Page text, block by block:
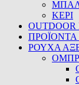
ΚΕΡΙ
ΠΡΟΪΟΝΤΑ
ΡΟΥΧΑ